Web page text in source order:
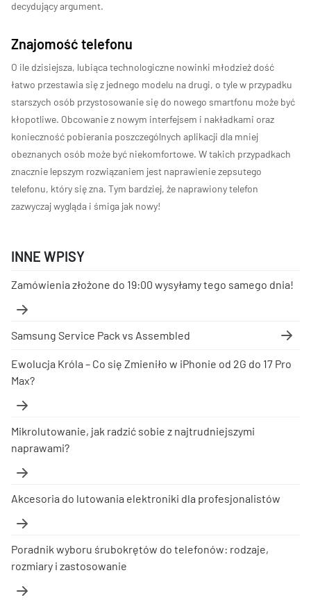
decydujący argument.
Znajomość telefonu
O ile dzisiejsza, lubiąca technologiczne nowinki młodzież dość
łatwo przestawia się z jednego modelu na drugi, o tyle w przypadku
starszych osób przystosowanie się do nowego smartfonu może być
kłopotliwe. Obcowanie z nowym interfejsem i nakładkami oraz
konieczność pobierania poszczególnych aplikacji dla mniej
obeznanych osób może być niekomfortowe. W takich przypadkach
znacznie lepszym rozwiązaniem jest naprawienie zepsutego
telefonu, który się zna. Tym bardziej, że naprawiony telefon
zazwyczaj wygląda i śmiga jak nowy!
INNE WPISY
Zamówienia złożone do 19:00 wysyłamy tego samego dnia!
Samsung Service Pack vs Assembled
Ewolucja Króla – Co się Zmieniło w iPhonie od 2G do 17 Pro
Max?
Mikrolutowanie, jak radzić sobie z najtrudniejszymi
naprawami?
Akcesoria do lutowania elektroniki dla profesjonalistów
Poradnik wyboru śrubokrętów do telefonów: rodzaje,
rozmiary i zastosowanie